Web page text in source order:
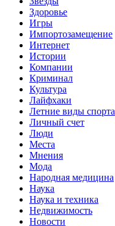
Здоровье
Игры
Импортозамещение
Интернет
Истории
Компании
Криминал
Культура
Лайфхаки
Летние виды спорта
Личный счет
Люди
Места
Мнения
Мода
Народная медицина
Наука
Наука и техника
Недвижимость
Новости